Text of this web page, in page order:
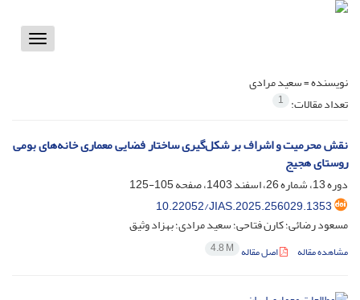
Toggle
نویسنده =سعید مرادی
تعداد مقالات: 1
نقش محرمیت و اشراف بر شکل‌‌گیری ساختار فضایی معماری خانه‌های بومی
روستای هجیج
دوره 13، شماره 26، اسفند 1403، صفحه
105-125
10.22052/JIAS.2025.256029.1353
مسعود رضائی؛ کارن فتاحی؛ سعید مرادی؛ بهزاد وثیق
مشاهده مقاله اصل مقاله 4.8 M